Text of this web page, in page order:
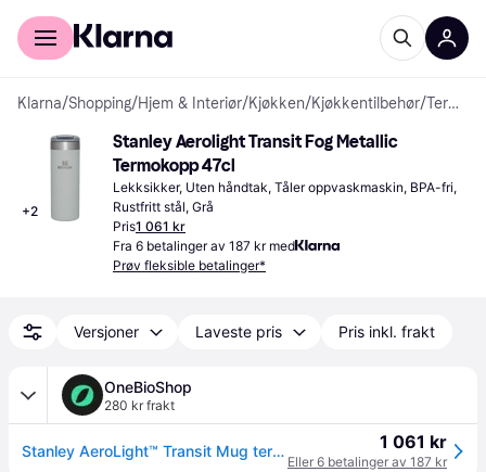
For kunder
Klarna/Shopping/Hjem & Interiør/Kjøkken/Kjøkkentilbehør/ Termokopper
+2
Stanley Aerolight Transit Fog Metallic
Termokopp 47cl
Lekksikker, Uten håndtak, Tåler oppvaskmaskin, BPA-fri,
Rustfritt stål, Grå
Pris1 061 kr
Fra 6 betalinger av 187 kr med
Prøv fleksible betalinger*
Versjoner Laveste pris Pris inkl. frakt
OneBioShop
280 kr frakt
Stanley AeroLight™ Transit Mug termos Fog Metallic 470 ml 1 061 kr
Eller 6 betalinger av 187 kr